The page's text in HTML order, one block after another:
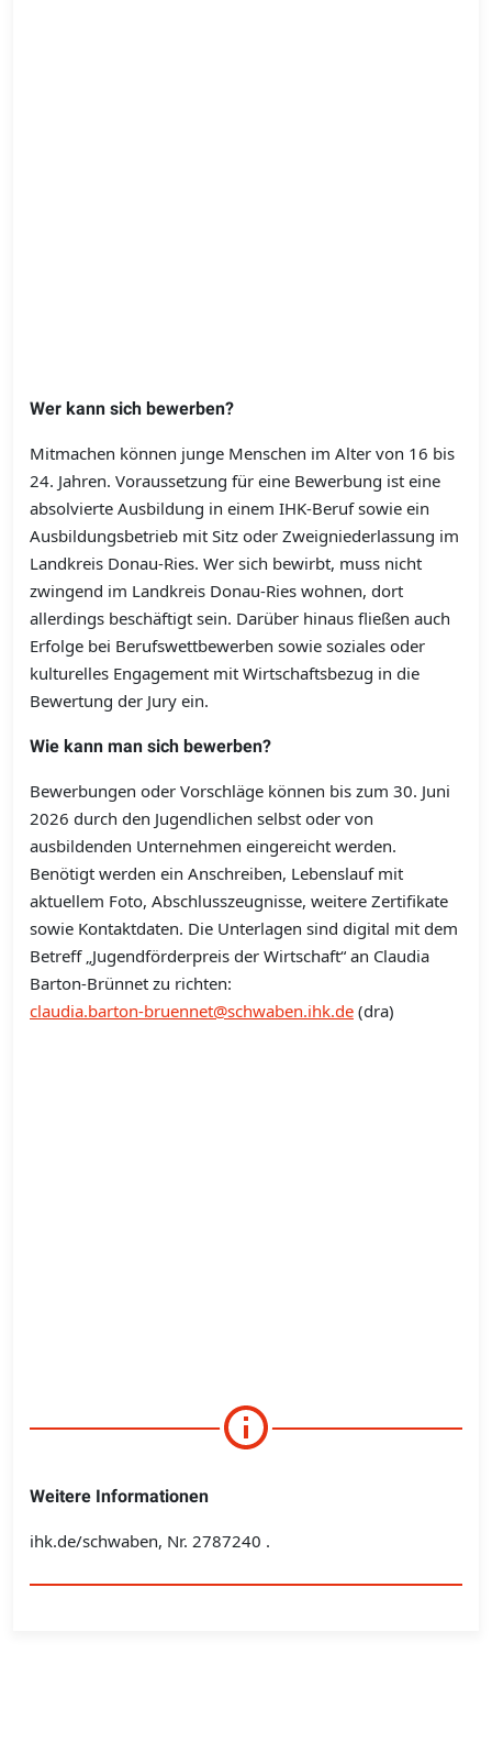
Wer kann sich bewerben?
Mitmachen können junge Menschen im Alter von 16 bis
24. Jahren. Voraussetzung für eine Bewerbung ist eine
absolvierte Ausbildung in einem IHK-Beruf sowie ein
Ausbildungsbetrieb mit Sitz oder Zweigniederlassung im
Landkreis Donau-Ries. Wer sich bewirbt, muss nicht
zwingend im Landkreis Donau-Ries wohnen, dort
allerdings beschäftigt sein. Darüber hinaus fließen auch
Erfolge bei Berufswettbewerben sowie soziales oder
kulturelles Engagement mit Wirtschaftsbezug in die
Bewertung der Jury ein.
Wie kann man sich bewerben?
Bewerbungen oder Vorschläge können bis zum 30. Juni
2026 durch den Jugendlichen selbst oder von
ausbildenden Unternehmen eingereicht werden.
Benötigt werden ein Anschreiben, Lebenslauf mit
aktuellem Foto, Abschlusszeugnisse, weitere Zertifikate
sowie Kontaktdaten. Die Unterlagen sind digital mit dem
Betreff „Jugendförderpreis der Wirtschaft“ an Claudia
Barton-Brünnet zu richten:
claudia.barton-bruennet@schwaben.ihk.de (dra)
Weitere Informationen
ihk.de/schwaben, Nr. 2787240 .